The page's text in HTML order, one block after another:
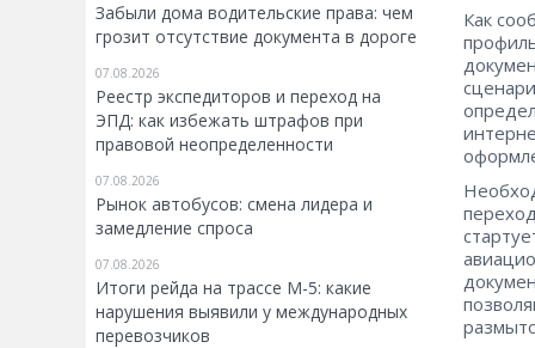
Забыли дома водительские права: чем
грозит отсутствие документа в дороге
07.08.2026
Реестр экспедиторов и переход на
ЭПД: как избежать штрафов при
правовой неопределенности
07.08.2026
Рынок автобусов: смена лидера и
замедление спроса
07.08.2026
Итоги рейда на трассе М-5: какие
нарушения выявили у международных
перевозчиков
Как